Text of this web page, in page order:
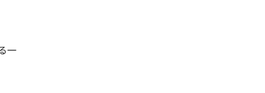
一